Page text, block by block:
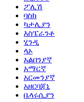
ፖሊሽ
ባስክ
ካታሊያን
እስፔራንቶ
ሂንዲ
ላኦ
አልበንያኛ
አማርኛ
አርመንያኛ
አዘርባጃኒ
ቤላሩሲያን